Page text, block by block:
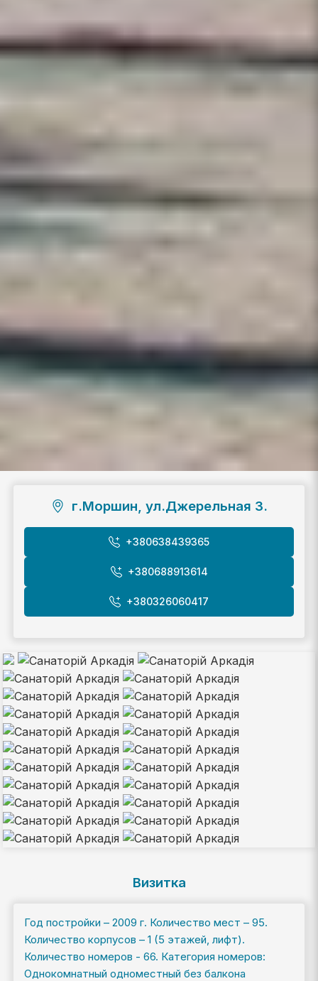
г.Моршин, ул.Джерельная 3.
+380638439365
+380688913614
+380326060417
Визитка
Год постройки – 2009 г. Количество мест – 95.
Количество корпусов – 1 (5 этажей, лифт).
Количество номеров - 66. Категория номеров:
Однокомнатный одноместный без балкона